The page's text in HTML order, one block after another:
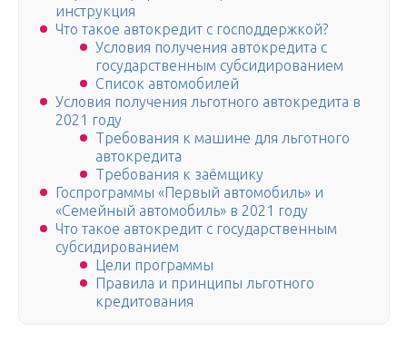
инструкция
Что такое автокредит с господдержкой?
Условия получения автокредита с
государственным субсидированием
Список автомобилей
Условия получения льготного автокредита в
2021 году
Требования к машине для льготного
автокредита
Требования к заёмщику
Госпрограммы «Первый автомобиль» и
«Семейный автомобиль» в 2021 году
Что такое автокредит с государственным
субсидированием
Цели программы
Правила и принципы льготного
кредитования